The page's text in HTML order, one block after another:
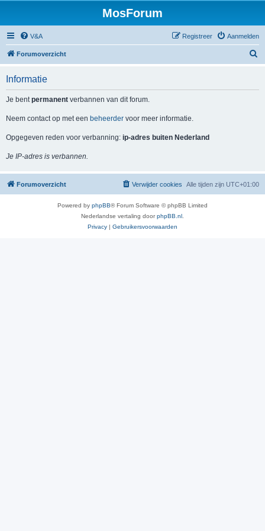
MosForum
V&A Aanmelden
Registreer
Forumoverzicht
Informatie
Je bentpermanent verbannen van dit forum.
Neem contact op met een beheerder voor meer informatie.
Opgegeven reden voor verbanning: ip-adres buiten Nederland
Je IP-adres is verbannen.
Forumoverzicht Alle tijden zijn UTC+01:00
Verwijder cookies
Powered by phpBB® Forum Software © phpBB Limited
Nederlandse vertaling doorphpBB.nl
Privacy | Gebruikersvoorwaarden